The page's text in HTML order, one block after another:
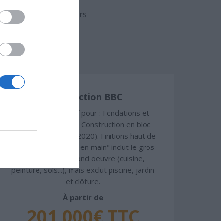
en fonction du
(hors d'eau, hors
Construction BBC
Chiffrage estimatif pour : Fondations et
normes standards. Construction en bloc
coffrant isolant (RT 2020). Finitions haut de
gamme. Le prix "clé en main" inclut le gros
oeuvre et le second oeuvre (cuisine,
peinture, sols...), mais exclut piscine, jardin
et clôture.
À partir de